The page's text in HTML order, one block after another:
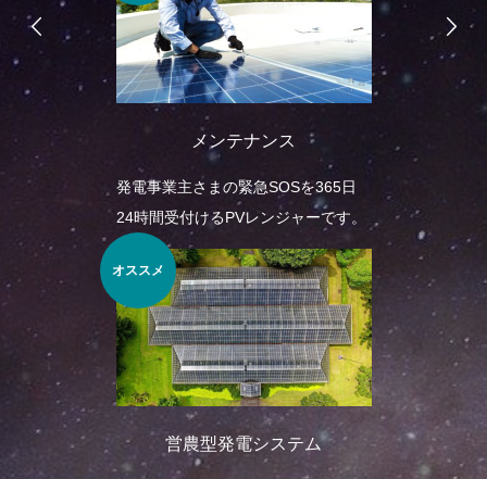
メンテナンス
発電事業主さまの緊急SOSを365日
24時間受付けるPVレンジャーです。
オススメ
営農型発電システム